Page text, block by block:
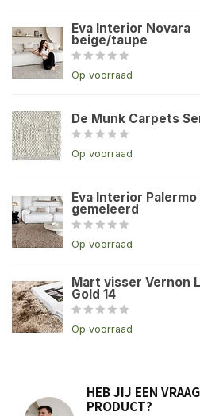
Eva Interior Novara
beige/taupe
Op voorraad
De Munk Carpets
Op voorraad
Eva Interior
gemeleerd
Op voorraad
Mart visser Vernon
Gold 14
Op voorraad
HEB JIJ EEN
PRODUCT?